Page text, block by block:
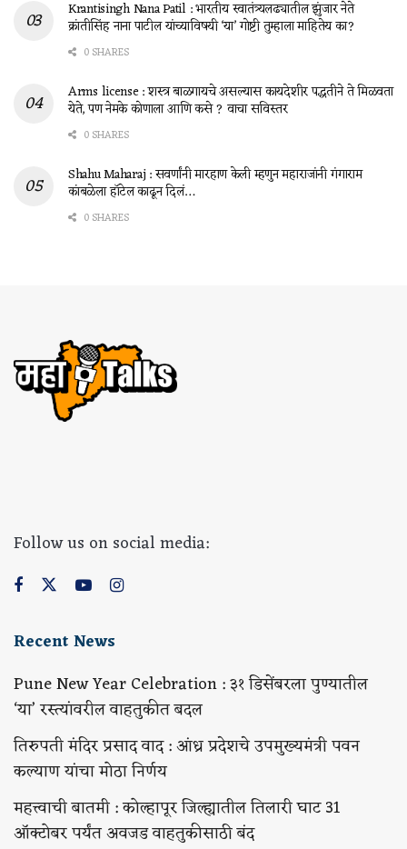
Krantisingh Nana Patil : भारतीय स्वातंत्र्यलढ्यातील झुंजार नेते
क्रांतीसिंह नाना पाटील यांच्याविषयी ‘या’ गोष्टी तुम्हाला माहितेय का?
0 SHARES
Arms license : शस्त्र बाळगायचे असल्यास कायदेशीर पद्धतीने ते मिळवता
येते, पण नेमके कोणाला आणि कसे ? वाचा सविस्तर
0 SHARES
Shahu Maharaj : सवर्णांनी मारहाण केली म्हणुन महाराजांनी गंगाराम
कांबळेला हॉटेल काढून दिलं…
0 SHARES
Follow us on social media:
Recent News
Pune New Year Celebration : ३१ डिसेंबरला पुण्यातील
‘या’ रस्त्यांवरील वाहतुकीत बदल
तिरुपती मंदिर प्रसाद वाद : आंध्र प्रदेशचे उपमुख्यमंत्री पवन
कल्याण यांचा मोठा निर्णय
महत्त्वाची बातमी : कोल्हापूर जिल्ह्यातील तिलारी घाट 31
ऑक्टोबर पर्यंत अवजड वाहतुकीसाठी बंद